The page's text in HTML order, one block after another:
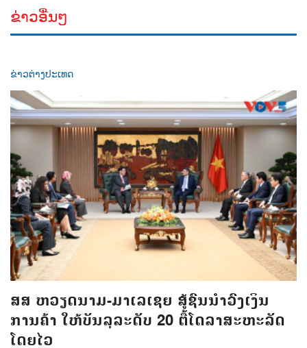
ຂ່າວອື່ນໆ
ຂ່າວຕ່າງປະເທດ
ສສ ຫວຽດນາມ-ມາເລເຊຍ ສູ້ຊົນນຳວົງເງິນ
ການຄ້າ ໃຫ້ບັນລຸລະດັບ 20 ຕື້ໂດລາສະຫະລັດ
ໂດຍໄວ